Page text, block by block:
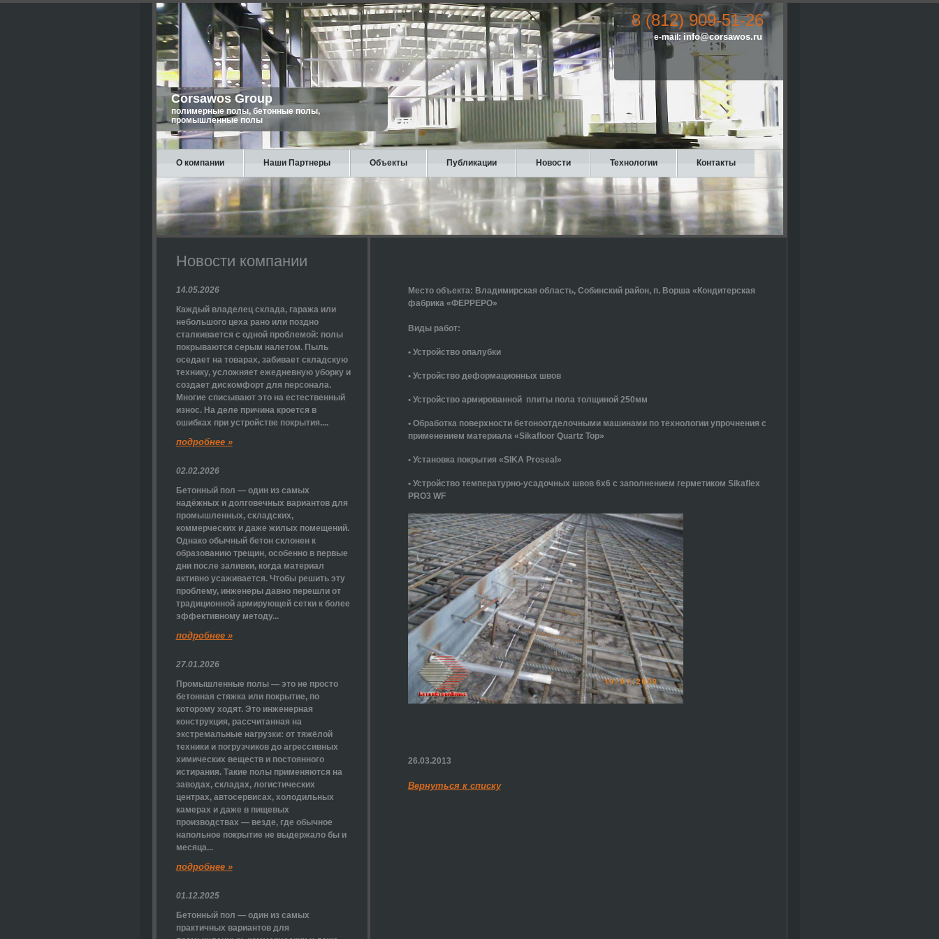
8 (812) 909-51-26
e-mail: info@corsawos.ru
Corsawos Group
полимерные полы, бетонные полы,
промышленные полы
О компании Наши Партнеры Объекты Публикации Новости Технологии Контакты
Место объекта: Владимирская область, Собинский район, п. Ворша «Кондитерская
фабрика «ФЕРРЕРО»
Виды работ:
• Устройство опалубки
• Устройство деформационных швов
• Устройство армированной плиты пола толщиной 250мм
• Обработка поверхности бетоноотделочными машинами по технологии упрочнения с
применением материала «Sikafloor Quartz Top»
• Установка покрытия «SIKA Proseal»
• Устройство температурно-усадочных швов 6х6 с заполнением герметиком Sikaflex
PRO3 WF
26.03.2013
Вернуться к списку
Новости компании
14.05.2026
Каждый владелец склада, гаража или
небольшого цеха рано или поздно
сталкивается с одной проблемой: полы
покрываются серым налетом. Пыль
оседает на товарах, забивает складскую
технику, усложняет ежедневную уборку и
создает дискомфорт для персонала.
Многие списывают это на естественный
износ. На деле причина кроется в
ошибках при устройстве покрытия....
подробнее »
02.02.2026
Бетонный пол — один из самых
надёжных и долговечных вариантов для
промышленных, складских,
коммерческих и даже жилых помещений.
Однако обычный бетон склонен к
образованию трещин, особенно в первые
дни после заливки, когда материал
активно усаживается. Чтобы решить эту
проблему, инженеры давно перешли от
традиционной армирующей сетки к более
эффективному методу...
подробнее »
27.01.2026
Промышленные полы — это не просто
бетонная стяжка или покрытие, по
которому ходят. Это инженерная
конструкция, рассчитанная на
экстремальные нагрузки: от тяжёлой
техники и погрузчиков до агрессивных
химических веществ и постоянного
истирания. Такие полы применяются на
заводах, складах, логистических
центрах, автосервисах, холодильных
камерах и даже в пищевых
производствах — везде, где обычное
напольное покрытие не выдержало бы и
месяца...
подробнее »
01.12.2025
Бетонный пол — один из самых
практичных вариантов для